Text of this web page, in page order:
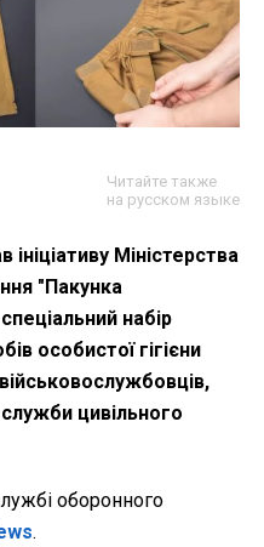
Читайте также
на русском языке
ініціативу Міністерства
"Пакунка
набір
особистої гігієни
служби цивільного
оборонного
.